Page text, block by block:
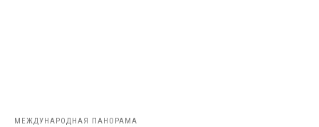
МЕЖДУНАРОДНАЯ ПАНОРАМА